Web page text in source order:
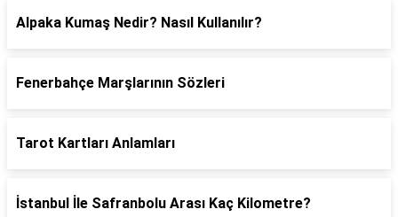
Alpaka Kumaş Nedir? Nasıl Kullanılır?
Fenerbahçe Marşlarının Sözleri
Tarot Kartları Anlamları
İstanbul İle Safranbolu Arası Kaç Kilometre?